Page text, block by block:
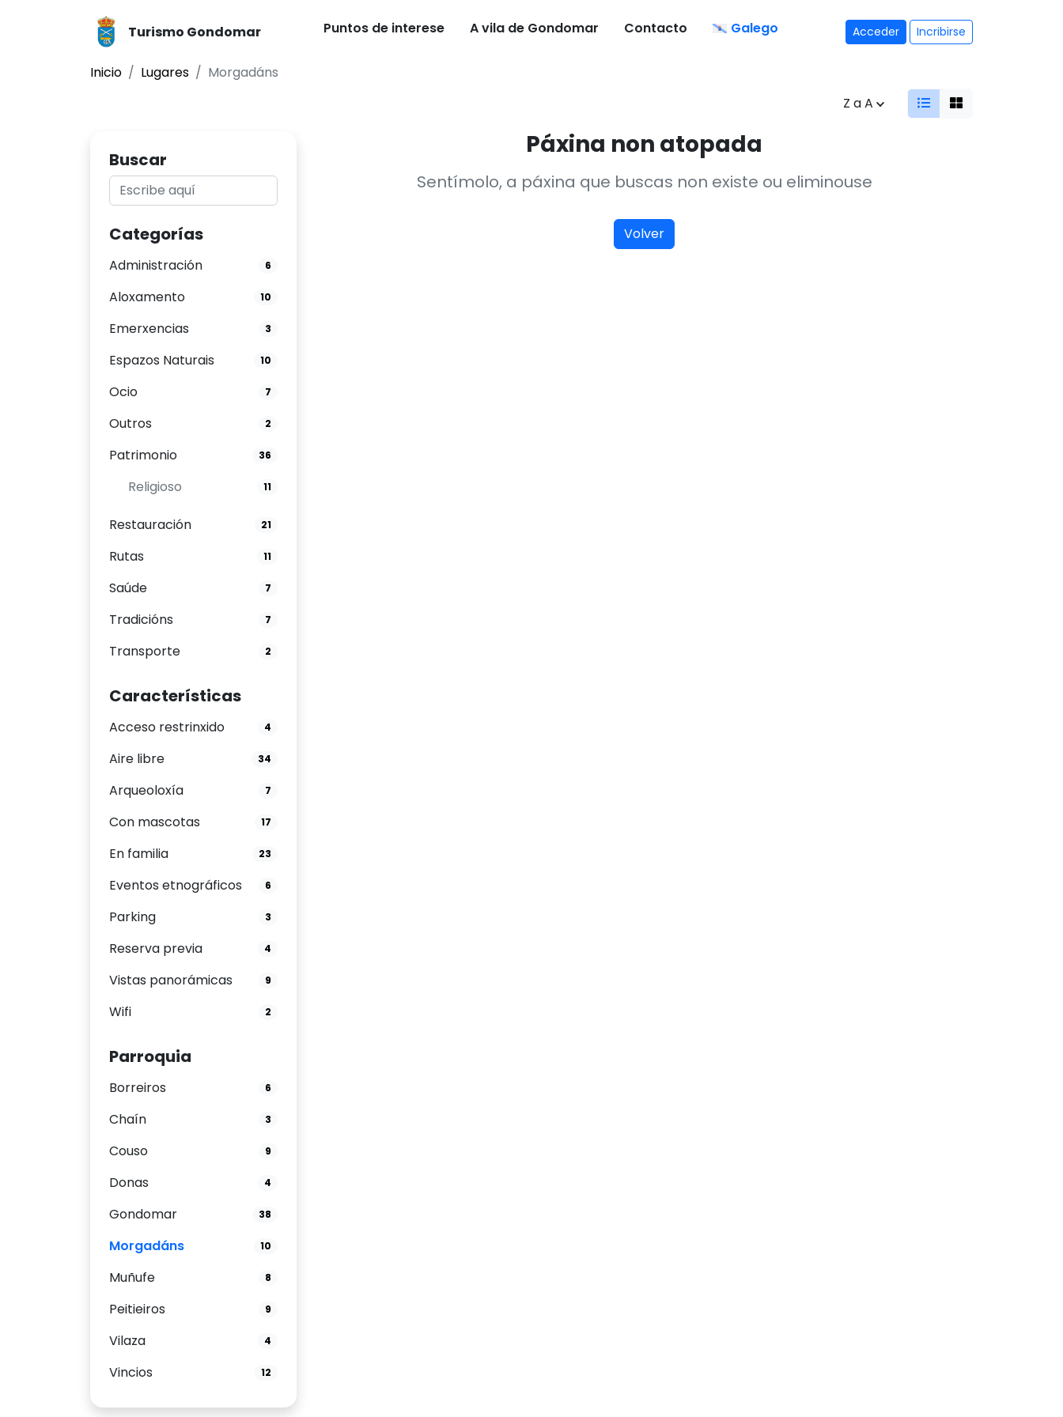
Turismo Gondomar Puntos de interese A vila de Gondomar Contacto Galego Acceder Incribirse
Inicio Lugares
Morgadáns
Z a A
Buscar
Categorías
Administración 6
Aloxamento 10
Emerxencias 3
Espazos Naturais 10
Ocio 7
Outros 2
Patrimonio 36
Religioso 11
Restauración 21
Rutas 11
Saúde 7
Tradicións 7
Transporte 2
Características
Acceso restrinxido 4
Aire libre 34
Arqueoloxía 7
Con mascotas 17
En familia 23
Eventos etnográficos 6
Parking 3
Reserva previa 4
Vistas panorámicas 9
Wifi 2
Parroquia
Borreiros 6
Chaín 3
Couso 9
Donas 4
Gondomar 38
Morgadáns 10
Muñufe 8
Peitieiros 9
Vilaza 4
Vincios 12
Páxina non atopada
Sentímolo, a páxina que buscas non existe ou eliminouse
Volver